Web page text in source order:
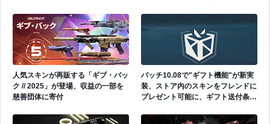
人気スキンが再販する「ギブ・バッ
ク // 2025」が登場、収益の一部を
慈善団体に寄付
パッチ10.08で"ギフト機能"が新実
装、ストア内のスキンをフレンドに
プレゼント可能に、ギフト送付条件